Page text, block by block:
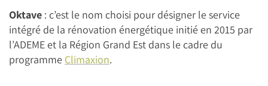
Oktave : c’est le nom choisi pour désigner le service
intégré de la rénovation énergétique initié en 2015 par
l’ADEME et la Région Grand Est dans le cadre du
programme Climaxion.